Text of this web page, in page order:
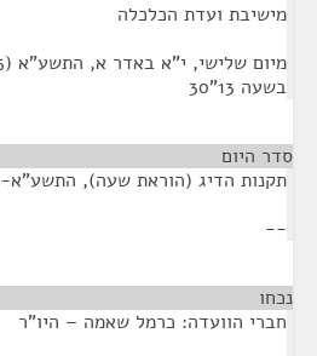
מישיבת ועדת הכלכלה
בשעה 13"30
סדר היום
תקנות הדיג (הוראת שעה), התשע"א-2010
--
נכחו
חברי הוועדה: כרמל שאמה – היו"ר